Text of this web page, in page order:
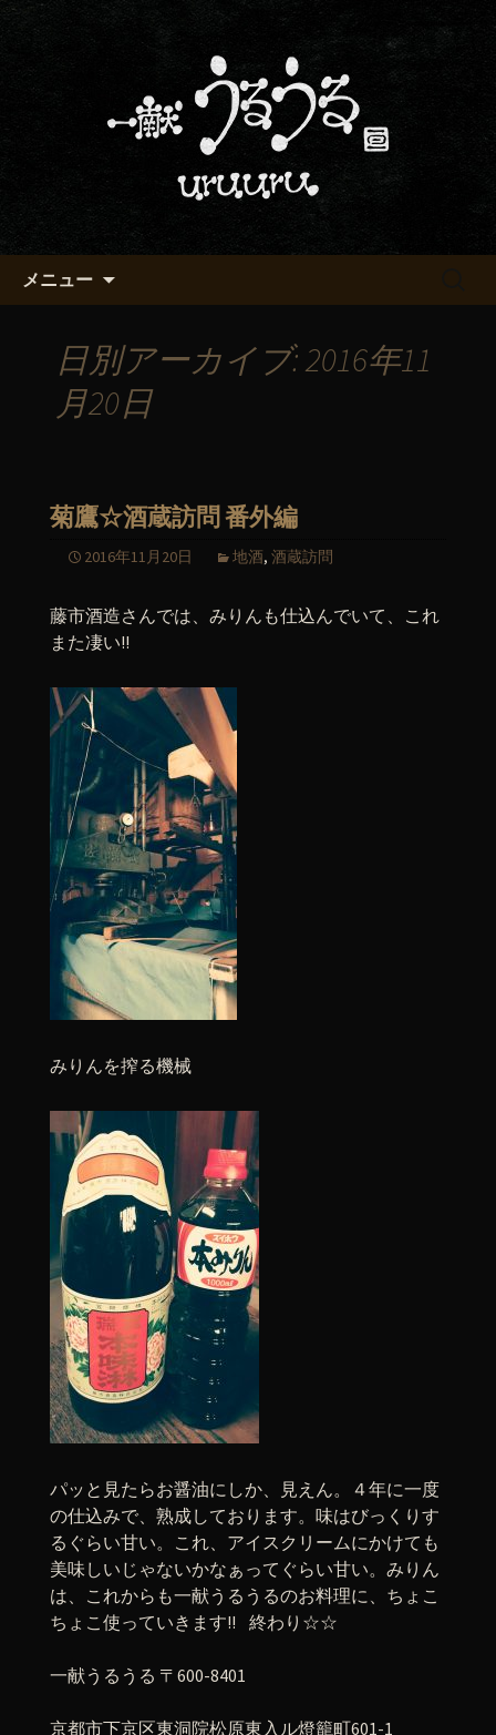
京都・五条でおいしい地酒が飲
める「一献うるうる」のブロ
京都・五条烏丸の町屋居酒屋「一献う
るうる」からのお知らせ
メニュー
日別アーカイブ: 2016年11
月20日
菊鷹☆酒蔵訪問 番外編
2016年11月20日 地酒, 酒蔵訪問
藤市酒造さんでは、みりんも仕込んでいて、これ
また凄い!!
みりんを搾る機械
パッと見たらお醤油にしか、見えん。４年に一度
の仕込みで、熟成しております。味はびっくりす
るぐらい甘い。これ、アイスクリームにかけても
美味しいじゃないかなぁってぐらい甘い。みりん
は、これからも一献うるうるのお料理に、ちょこ
ちょこ使っていきます!! 終わり☆☆
一献うるうる 〒600-8401
京都市下京区東洞院松原東入ル燈籠町601-1